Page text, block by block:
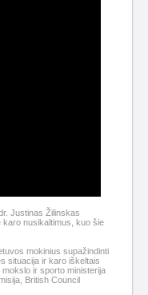
Justinas Žilinskas
karo nusikaltimus, kuo šie
mokinius supažindinti
situacija ir karo iškeltais
ir sporto ministerija
British Council